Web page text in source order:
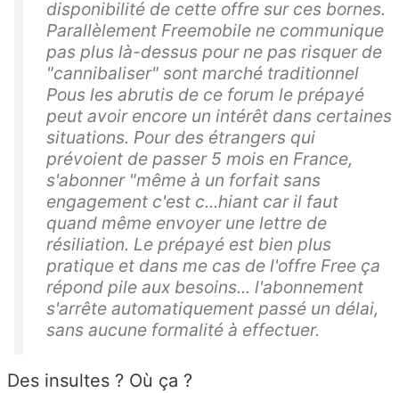
disponibilité de cette offre sur ces bornes.
Parallèlement Freemobile ne communique
pas plus là-dessus pour ne pas risquer de
"cannibaliser" sont marché traditionnel
Pous les abrutis de ce forum le prépayé
peut avoir encore un intérêt dans certaines
situations. Pour des étrangers qui
prévoient de passer 5 mois en France,
s'abonner "même à un forfait sans
engagement c'est c...hiant car il faut
quand même envoyer une lettre de
résiliation. Le prépayé est bien plus
pratique et dans me cas de l'offre Free ça
répond pile aux besoins... l'abonnement
s'arrête automatiquement passé un délai,
sans aucune formalité à effectuer.
Des insultes ? Où ça ?